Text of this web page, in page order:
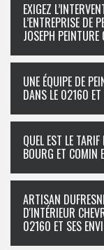
EXIGEZ
L’ENTREPRISE DE
JOSEPH
UNE ÉQUIPE DE
DANS LE 02160 ET
QUEL EST LE
BOURG ET COMIN
ARTISAN
D'INTÉRIEUR
02160 ET SES